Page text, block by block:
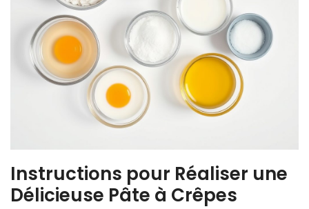
Instructions pour Réaliser une
Délicieuse Pâte à Crêpes